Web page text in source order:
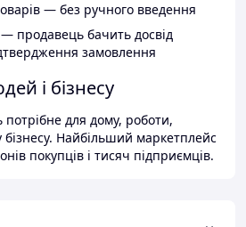
— без ручного введення
продавець бачить досвід
замовлення
і бізнесу
для дому, роботи,
бізнесу. Найбільший маркетплейс
покупців і тисяч підприємців.